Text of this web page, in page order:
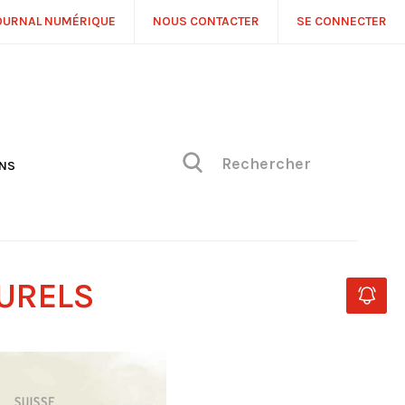
NUMÉRIQUE NOUS CONTACTER SE CONNECTER